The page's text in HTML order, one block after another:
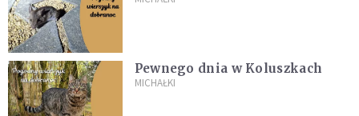
Pewnego dnia w Koluszkach
MICHAŁKI